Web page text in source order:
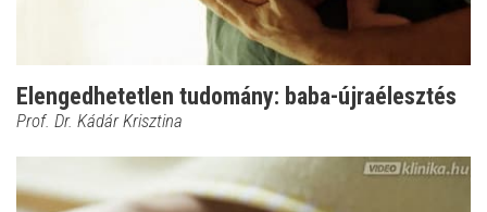
Elengedhetetlen tudomány: baba-újraélesztés
Prof. Dr. Kádár Krisztina